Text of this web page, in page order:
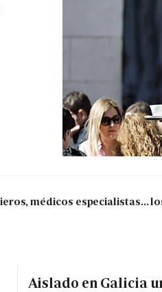
médicos especialistas...
Aislado en Galicia